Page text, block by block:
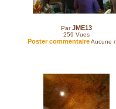
ParJME13
259 Vues
Poster commentaireAucune